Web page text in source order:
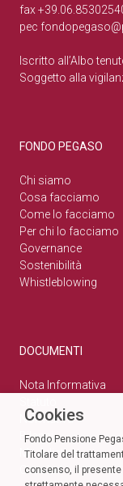
fax
pec
Iscritto all’Albo
Soggetto alla
FONDO PEGASO
Chi siamo
Cosa facciamo
Come lo facciamo
Per chi lo facciamo
Governance
Sostenibilità
Whistleblowing
DOCUMENTI
Nota Informativa
Normativa
Bilanci
Modulistica
Circolari
Cookies
Fondo Pensione
Titolare del
consenso, il